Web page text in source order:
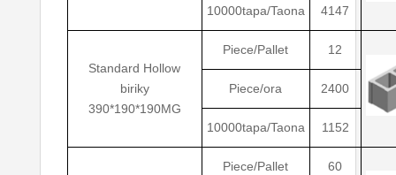
10000tapa/Taona 4147
Standard Hollow
biriky
390*190*190MG
Piece/Pallet 12
Piece/ora 2400
10000tapa/Taona 1152
Piece/Pallet 60